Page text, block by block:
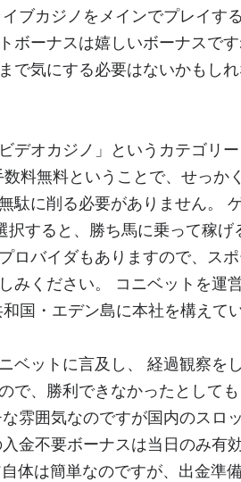
ブカジノをメインでプレイす
ボーナスは嬉しいボーナスで
で気にする必要はないかもし
デオカジノ」というカテゴリ
料無料ということで、せっか
駄に削る必要がありません。
すると、勝ち馬に乗って稼げ
ロバイダもありますので、ス
みください。 コニベットを運
国・エデン島に本社を構えてい
ベットに言及し、 経過観察を
で、勝利できなかったとして
雰囲気なのですが国内のスロ
金不要ボーナスは当日のみ有
体は簡単なのですが、出金準